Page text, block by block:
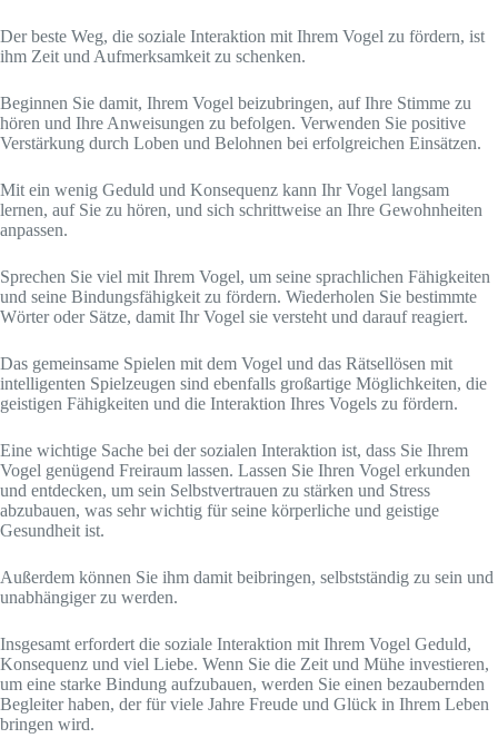
Der beste Weg, die soziale Interaktion mit Ihrem Vogel zu fördern, ist
ihm Zeit und Aufmerksamkeit zu schenken.
Beginnen Sie damit, Ihrem Vogel beizubringen, auf Ihre Stimme zu
hören und Ihre Anweisungen zu befolgen. Verwenden Sie positive
Verstärkung durch Loben und Belohnen bei erfolgreichen Einsätzen.
Mit ein wenig Geduld und Konsequenz kann Ihr Vogel langsam
lernen, auf Sie zu hören, und sich schrittweise an Ihre Gewohnheiten
anpassen.
Sprechen Sie viel mit Ihrem Vogel, um seine sprachlichen Fähigkeiten
und seine Bindungsfähigkeit zu fördern. Wiederholen Sie bestimmte
Wörter oder Sätze, damit Ihr Vogel sie versteht und darauf reagiert.
Das gemeinsame Spielen mit dem Vogel und das Rätsellösen mit
intelligenten Spielzeugen sind ebenfalls großartige Möglichkeiten, die
geistigen Fähigkeiten und die Interaktion Ihres Vogels zu fördern.
Eine wichtige Sache bei der sozialen Interaktion ist, dass Sie Ihrem
Vogel genügend Freiraum lassen. Lassen Sie Ihren Vogel erkunden
und entdecken, um sein Selbstvertrauen zu stärken und Stress
abzubauen, was sehr wichtig für seine körperliche und geistige
Gesundheit ist.
Außerdem können Sie ihm damit beibringen, selbstständig zu sein und
unabhängiger zu werden.
Insgesamt erfordert die soziale Interaktion mit Ihrem Vogel Geduld,
Konsequenz und viel Liebe. Wenn Sie die Zeit und Mühe investieren,
um eine starke Bindung aufzubauen, werden Sie einen bezaubernden
Begleiter haben, der für viele Jahre Freude und Glück in Ihrem Leben
bringen wird.